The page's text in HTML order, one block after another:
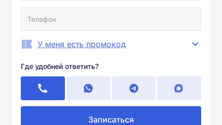
У меня есть промокод
Где удобней ответить?
Записаться